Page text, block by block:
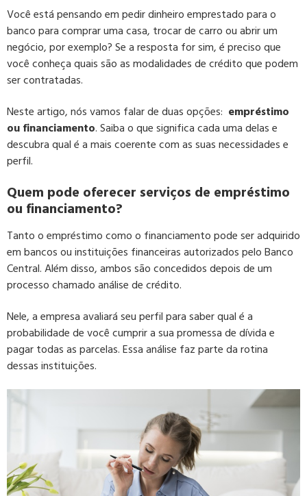
Você está pensando em pedir dinheiro emprestado para o
banco para comprar uma casa, trocar de carro ou abrir um
negócio, por exemplo? Se a resposta for sim, é preciso que
você conheça quais são as modalidades de crédito que podem
ser contratadas.
Neste artigo, nós vamos falar de duas opções: empréstimo
ou financiamento. Saiba o que significa cada uma delas e
descubra qual é a mais coerente com as suas necessidades e
perfil.
Quem pode oferecer serviços de empréstimo
ou financiamento?
Tanto o empréstimo como o financiamento pode ser adquirido
em bancos ou instituições financeiras autorizados pelo Banco
Central. Além disso, ambos são concedidos depois de um
processo chamado análise de crédito.
Nele, a empresa avaliará seu perfil para saber qual é a
probabilidade de você cumprir a sua promessa de dívida e
pagar todas as parcelas. Essa análise faz parte da rotina
dessas instituições.